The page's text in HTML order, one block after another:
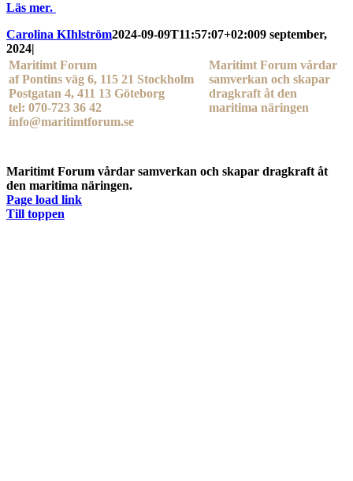
Läs mer.
Carolina KIhlström2024-09-09T11:57:07+02:009 september,
2024|
Maritimt Forum
af Pontins väg 6, 115 21 Stockholm
Postgatan 4, 411 13 Göteborg
tel: 070-723 36 42
info@maritimtforum.se
Maritimt Forum vårdar
samverkan och skapar
dragkraft åt den
maritima näringen
Maritimt Forum vårdar samverkan och skapar dragkraft åt
den maritima näringen.
Page load link
Till toppen